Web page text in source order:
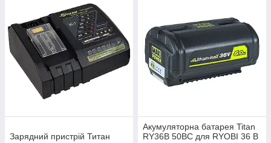
Зарядний пристрій Титан
Акумуляторна батарея Titan
RY36B 50BC для RYOBI 36 В